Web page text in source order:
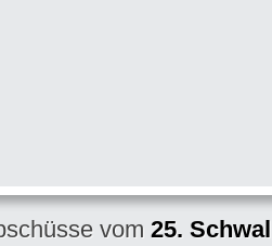
vom 25.